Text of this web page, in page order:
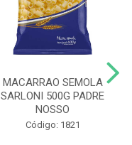
MACARRAO SEMOLA
SARLONI 500G PADRE
NOSSO
Código: 1821